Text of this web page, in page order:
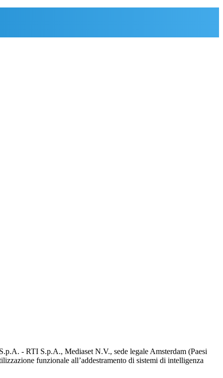
- RTI S.p.A., Mediaset N.V., sede legale Amsterdam (Paesi
funzionale all’addestramento di sistemi di intelligenza